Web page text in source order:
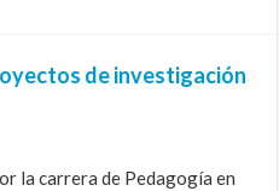
de investigación
la carrera de Pedagogía en